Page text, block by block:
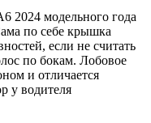
2024 модельного года
по себе крышка
если не считать
по бокам. Лобовое
и отличается
у водителя